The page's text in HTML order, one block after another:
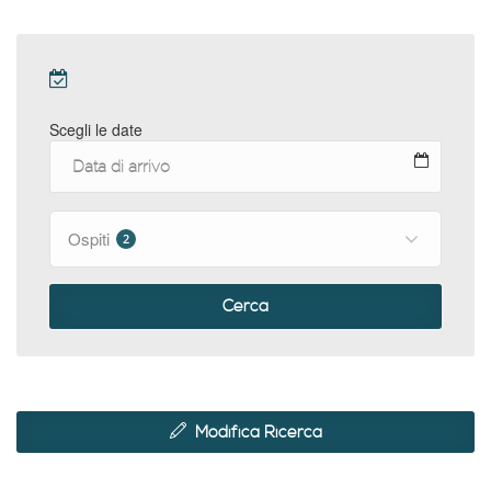
Scegli le date
Ospiti 2
Cerca
Modifica Ricerca